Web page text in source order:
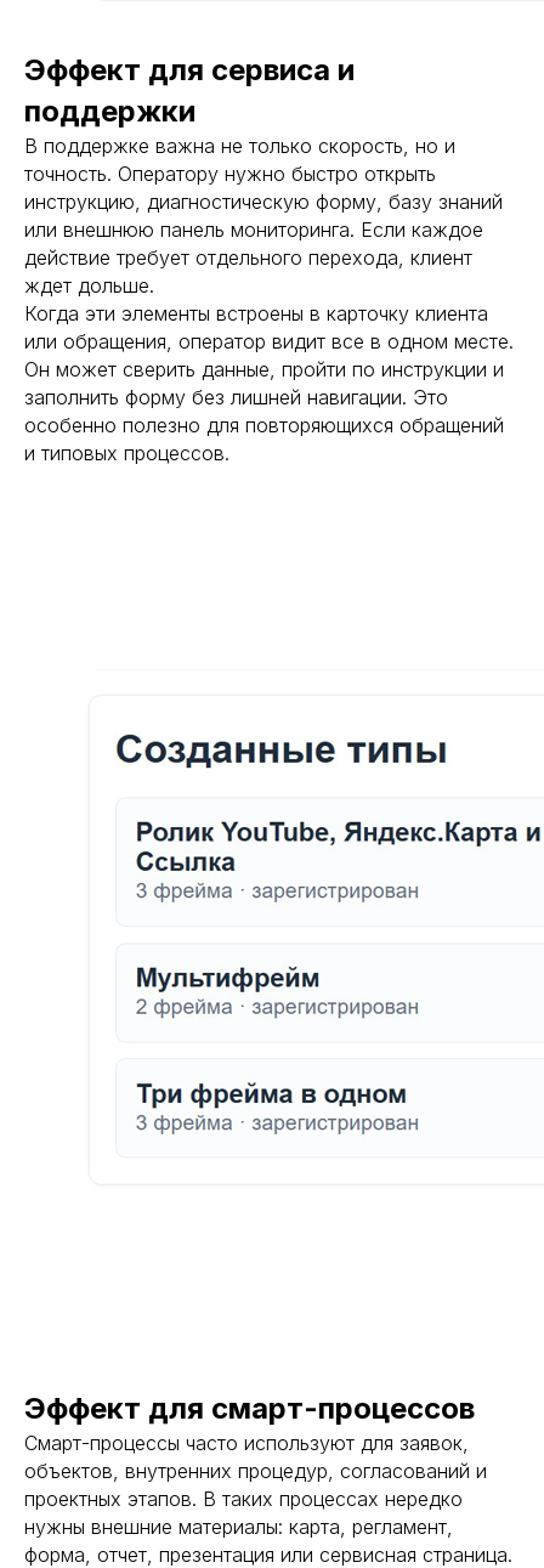
Эффект для сервиса и
поддержки
В поддержке важна не только скорость, но и
точность. Оператору нужно быстро открыть
инструкцию, диагностическую форму, базу знаний
или внешнюю панель мониторинга. Если каждое
действие требует отдельного перехода, клиент
ждет дольше.
Когда эти элементы встроены в карточку клиента
или обращения, оператор видит все в одном месте.
Он может сверить данные, пройти по инструкции и
заполнить форму без лишней навигации. Это
особенно полезно для повторяющихся обращений
и типовых процессов.
Эффект для смарт-процессов
Смарт-процессы часто используют для заявок,
объектов, внутренних процедур, согласований и
проектных этапов. В таких процессах нередко
нужны внешние материалы: карта, регламент,
форма, отчет, презентация или сервисная страница.